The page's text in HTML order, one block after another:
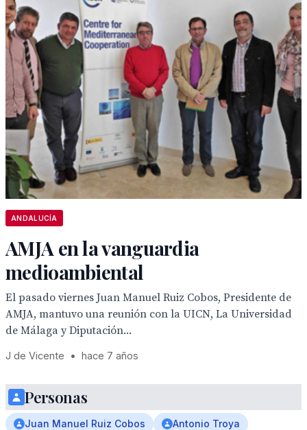
ANDALUCÍA
AMJA en la vanguardia
medioambiental
El pasado viernes Juan Manuel Ruiz Cobos, Presidente de
AMJA, mantuvo una reunión con la UICN, La Universidad
de Málaga y Diputación...
J de Vicente • hace 7 años
Personas
Juan Manuel Ruiz Cobos
Antonio Troya